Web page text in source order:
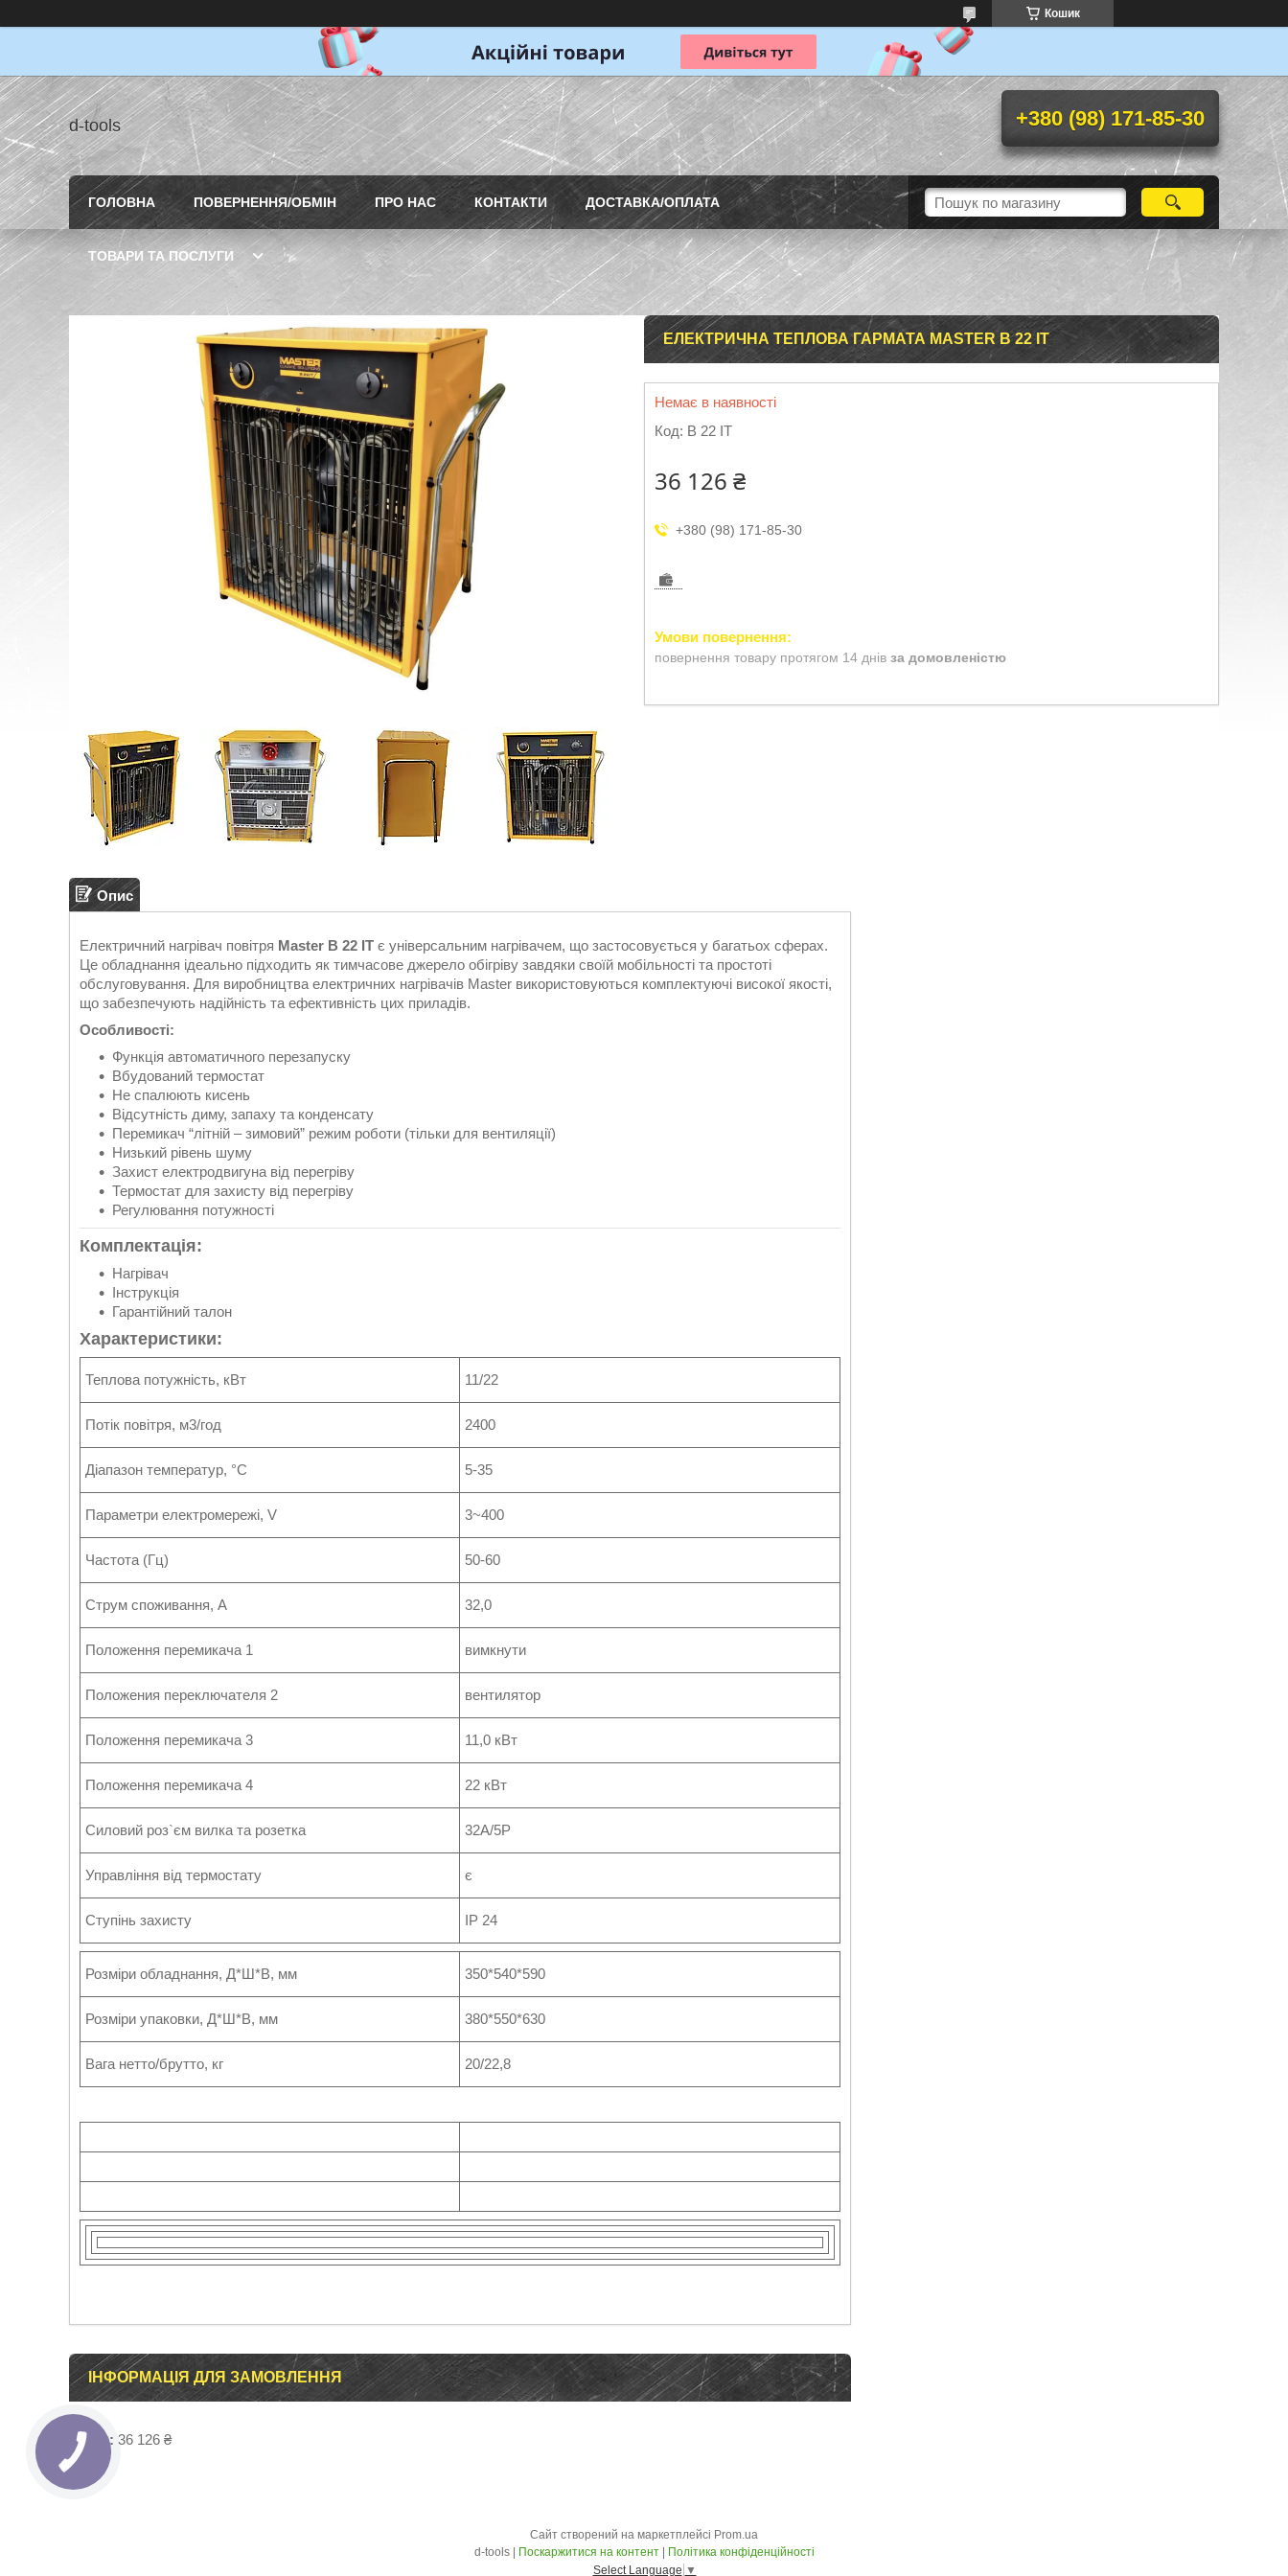
Кошик
d-tools +380 (98) 171-85-30
ГОЛОВНА ПОВЕРНЕННЯ/ОБМІН ПРО НАС КОНТАКТИ ДОСТАВКА/ОПЛАТА
ТОВАРИ ТА ПОСЛУГИ
ЕЛЕКТРИЧНА ТЕПЛОВА ГАРМАТА MASTER B 22 IT
Немає в наявності
Код: B 22 IT
36 126 ₴
+380 (98) 171-85-30
повернення товару протягом 14 днів за домовленістю
Опис
Електричний нагрівач повітря Master B 22 IT є універсальним нагрівачем, що застосовується у багатьох сферах.
Це обладнання ідеально підходить як тимчасове джерело обігріву завдяки своїй мобільності та простоті
обслуговування. Для виробництва електричних нагрівачів Master використовуються комплектуючі високої якості,
що забезпечують надійність та ефективність цих приладів.
Особливості:
Функція автоматичного перезапуску
Вбудований термостат
Не спалюють кисень
Відсутність диму, запаху та конденсату
Перемикач “літній – зимовий” режим роботи (тільки для вентиляції)
Низький рівень шуму
Захист електродвигуна від перегріву
Термостат для захисту від перегріву
Регулювання потужності
Комплектація:
Нагрівач
Інструкція
Гарантійний талон
Характеристики:
Теплова потужність, кВт 11/22
Потік повітря, м3/год 2400
Діапазон температур, °С 5-35
Параметри електромережі, V 3~400
Частота (Гц) 50-60
Струм споживання, А 32,0
Положення перемикача 1 вимкнути
Положения переключателя 2 вентилятор
Положення перемикача 3 11,0 кВт
Положення перемикача 4 22 кВт
Силовий роз`єм вилка та розетка 32А/5Р
Управління від термостату є
Ступінь захисту IP 24
Розміри обладнання, Д*Ш*В, мм 350*540*590
Розміри упаковки, Д*Ш*В, мм 380*550*630
Вага нетто/брутто, кг 20/22,8
ІНФОРМАЦІЯ ДЛЯ ЗАМОВЛЕННЯ
Ціна: 36 126 ₴
Сайт створений на маркетплейсі Prom.ua
Поскаржитися на контент
Політика конфіденційності
Select Language ▼